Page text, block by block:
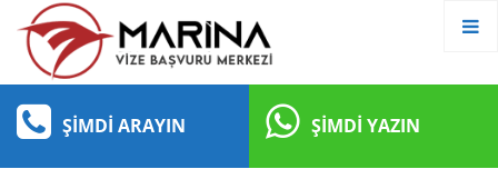
ŞIMDI ARAYIN ŞIMDI YAZIN